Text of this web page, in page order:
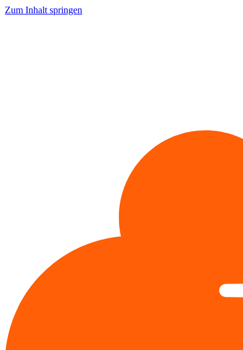
Zum Inhalt springen